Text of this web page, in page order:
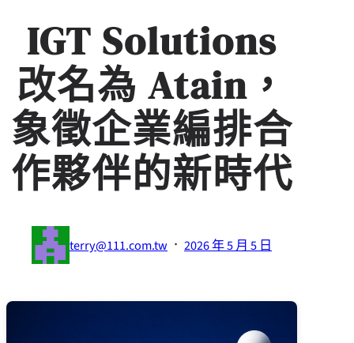
IGT Solutions
改名為 Atain，
象徵企業編排合
作夥伴的新時代
terry@111.com.tw · 2026 年 5 月 5 日